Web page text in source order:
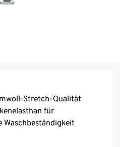
Stretch-Qualität
für
Waschbeständigkeit